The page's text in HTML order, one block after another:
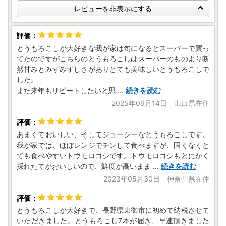
レビューを非表示にする
とうもろこしが大好きな我が家は旬になるとスーパーで買っ
てたのですがこちらのとうもろこしはスーパーのものより断
然甘みとみずみずしさがありとても美味しいとうもろこしで
した。
また来年もリピートしたいと思 ... 続きを読む
2025年06月14日 山口県在住
あまくておいしい、そしてジューシーなとうもろこしです。
我が家では、ほぼレンジでチンして食べますが、固くなくと
ても食べやすいトウモロコシです。トウモロコシもとにかく
採れたてがおいしいので、鮮度が高いまま ... 続きを読む
2023年05月30日 神奈川県在住
とうもろこしが大好きで、長野県東御市に初めて納税させて
いただきました。とうもろこし7本が届き、早速頂きました